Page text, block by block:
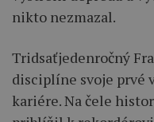
nikto nezmazal.
Tridsaťjedenročný
disciplíne svoje prvé
kariére. Na čele